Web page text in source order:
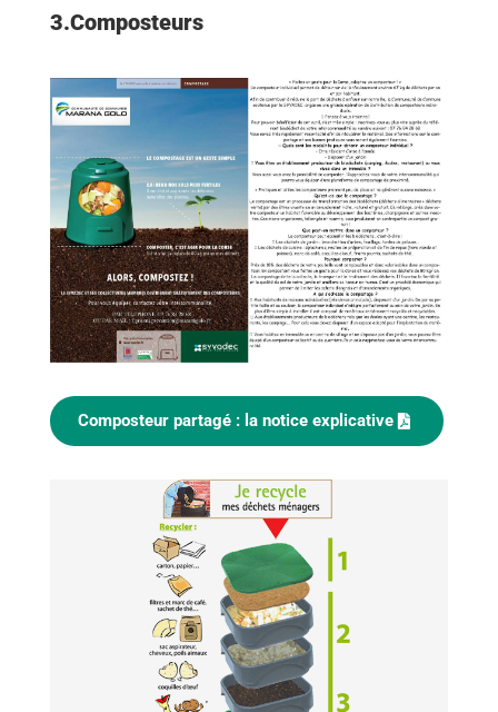
3.Composteurs
Composteur partagé : la notice explicative